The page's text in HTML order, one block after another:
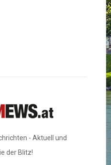
- Aktuell und
der Blitz!